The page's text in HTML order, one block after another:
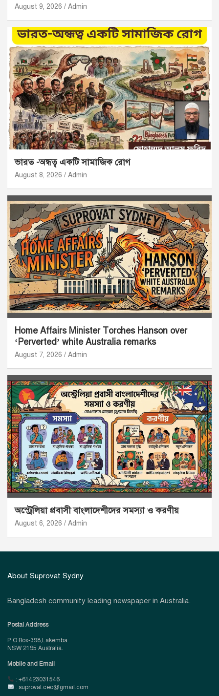
August 9, 2026 Admin
ভারত -অন্ধত্ব একটি সামাজিক রোগ
August 8, 2026 Admin
Home Affairs Minister Torches Hanson over
‘Perverted’ white Australia remarks
August 7, 2026 Admin
অস্ট্রেলিয়া প্রবাসী বাংলাদেশীদের সমস্যা ও করণীয়
August 6, 2026 Admin
About Suprovat Sydny
Bangladesh community leading newspaper in Australia.
Postal Address
P.O Box-398,Lakemba
NSW 2195 Australia.
Mobile and Email
: +61423031546
: suprovat.ceo@gmail.com